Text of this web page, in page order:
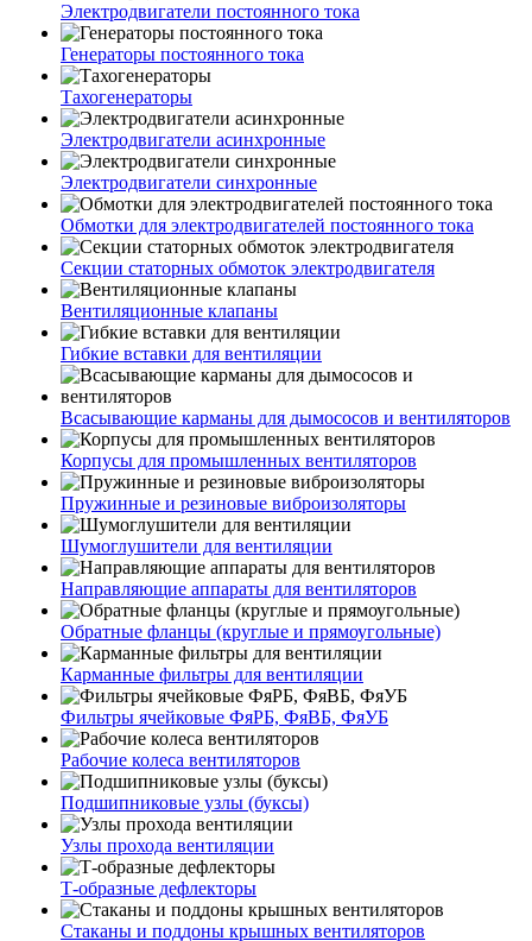
Электродвигатели постоянного тока
Генераторы постоянного тока
Тахогенераторы
Электродвигатели асинхронные
Электродвигатели синхронные
Обмотки для электродвигателей постоянного тока
Секции статорных обмоток электродвигателя
Вентиляционные клапаны
Гибкие вставки для вентиляции
Всасывающие карманы для дымососов и вентиляторов
Корпусы для промышленных вентиляторов
Пружинные и резиновые виброизоляторы
Шумоглушители для вентиляции
Направляющие аппараты для вентиляторов
Обратные фланцы (круглые и прямоугольные)
Карманные фильтры для вентиляции
Фильтры ячейковые ФяРБ, ФяВБ, ФяУБ
Рабочие колеса вентиляторов
Подшипниковые узлы (буксы)
Узлы прохода вентиляции
Т-образные дефлекторы
Стаканы и поддоны крышных вентиляторов